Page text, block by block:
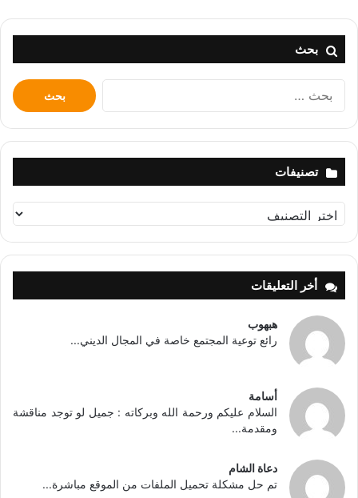
بحث
البحث
عن:
تصنيفات
تصنيفات
أخر التعليقات
هبهوب
رائع توعية المجتمع خاصة في المجال الديني...
أسامة
السلام عليكم ورحمة الله وبركاته : جميل لو توجد مناقشة
ومقدمة...
دعاة الشام
تم حل مشكلة تحميل الملفات من الموقع مباشرة...